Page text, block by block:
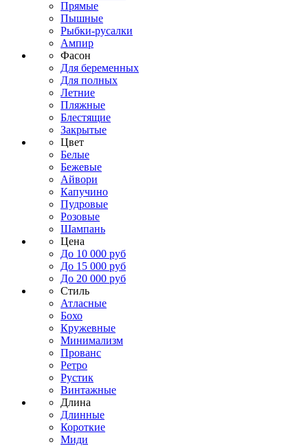
Прямые
Пышные
Рыбки-русалки
Ампир
Фасон
Для беременных
Для полных
Летние
Пляжные
Блестящие
Закрытые
Цвет
Белые
Бежевые
Айвори
Капучино
Пудровые
Розовые
Шампань
Цена
До 10 000 руб
До 15 000 руб
До 20 000 руб
Стиль
Атласные
Бохо
Кружевные
Минимализм
Прованс
Ретро
Рустик
Винтажные
Длина
Длинные
Короткие
Миди